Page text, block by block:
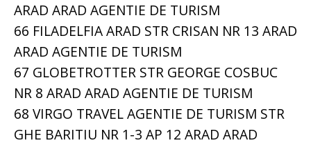
ARAD ARAD AGENTIE DE TURISM
66 FILADELFIA ARAD STR CRISAN NR 13 ARAD
ARAD AGENTIE DE TURISM
67 GLOBETROTTER STR GEORGE COSBUC
NR 8 ARAD ARAD AGENTIE DE TURISM
68 VIRGO TRAVEL AGENTIE DE TURISM STR
GHE BARITIU NR 1-3 AP 12 ARAD ARAD